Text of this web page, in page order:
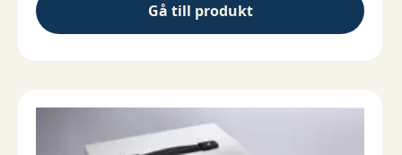
Gå till produkt